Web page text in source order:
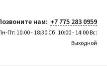
нам: +7 775 283 0959
Пт: 10:00 - 18:30 Сб: 10:00 - 14:00 Вс:
Выходной